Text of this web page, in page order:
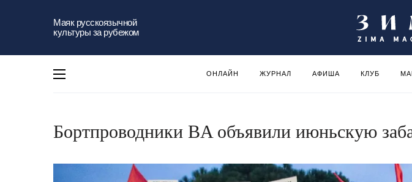
Маяк русскоязычной
культуры за рубежом
ОНЛАЙН ЖУРНАЛ АФИША КЛУБ
Бортпроводники BA объявили июньскую